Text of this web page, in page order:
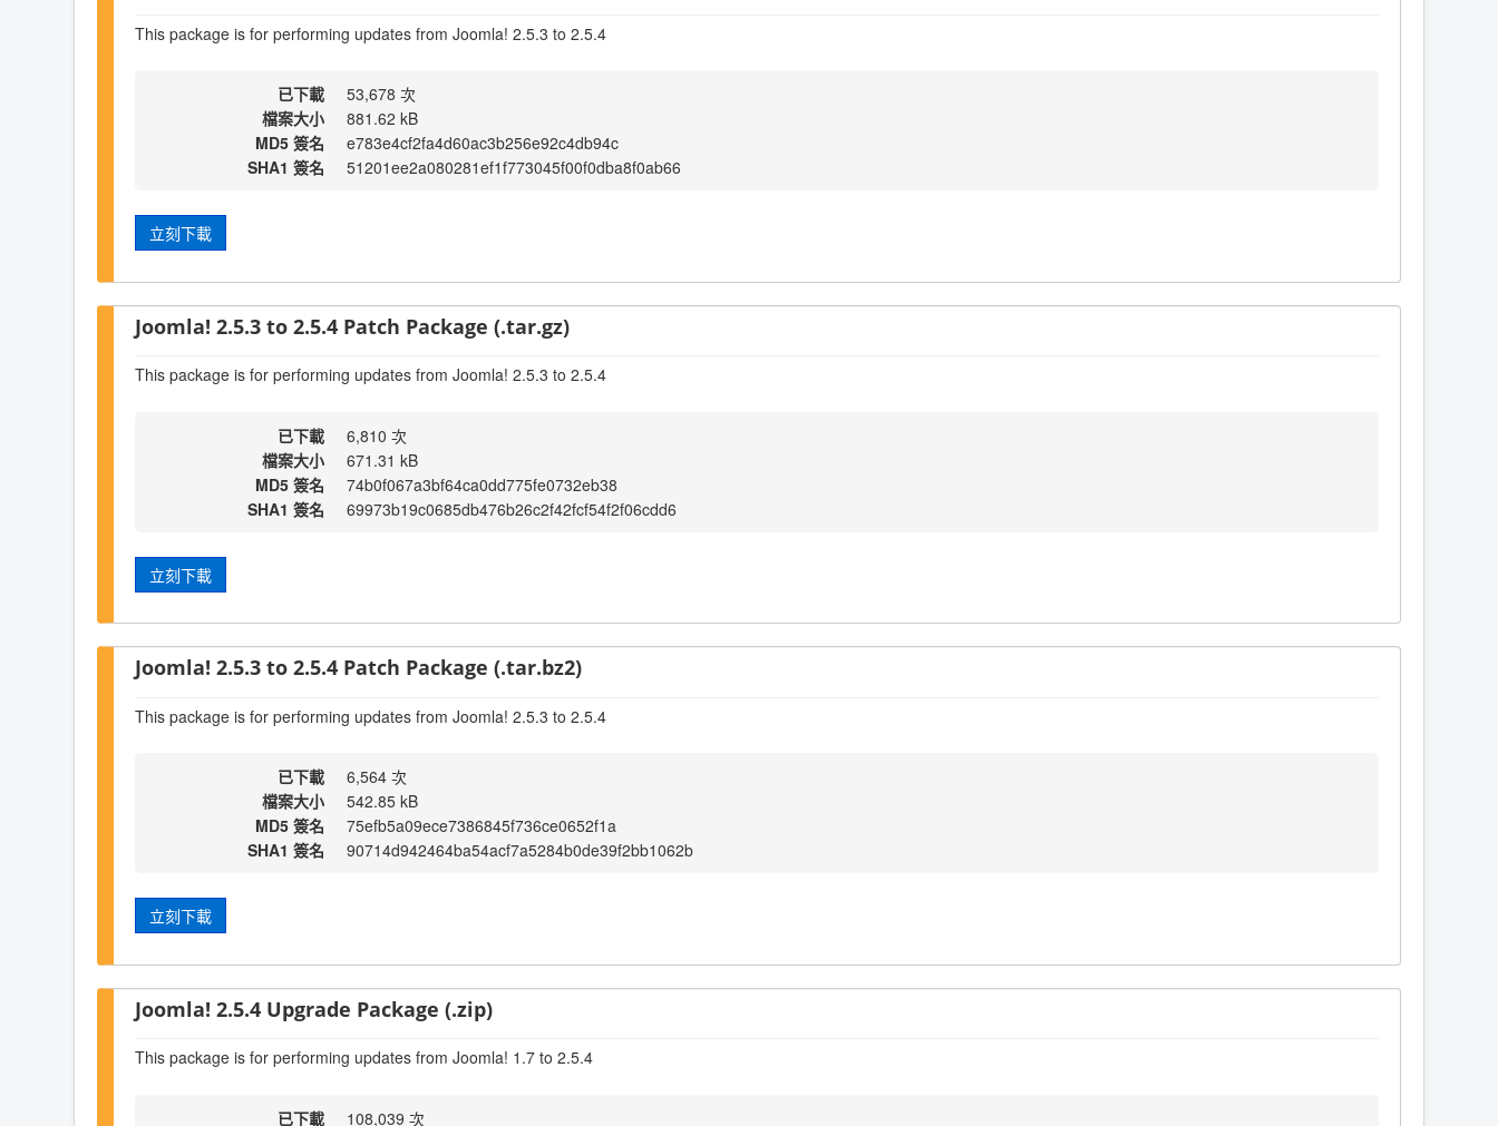
This package is for performing updates from Joomla! 2.5.3 to 2.5.4
已下載
53,678 次
檔案大小
881.62 kB
MD5 簽名
e783e4cf2fa4d60ac3b256e92c4db94c
SHA1 簽名
51201ee2a080281ef1f773045f00f0dba8f0ab66
立刻下載
Joomla! 2.5.3 to 2.5.4 Patch Package (.tar.gz)
This package is for performing updates from Joomla! 2.5.3 to 2.5.4
已下載
6,810 次
檔案大小
671.31 kB
MD5 簽名
74b0f067a3bf64ca0dd775fe0732eb38
SHA1 簽名
69973b19c0685db476b26c2f42fcf54f2f06cdd6
立刻下載
Joomla! 2.5.3 to 2.5.4 Patch Package (.tar.bz2)
This package is for performing updates from Joomla! 2.5.3 to 2.5.4
已下載
6,564 次
檔案大小
542.85 kB
MD5 簽名
75efb5a09ece7386845f736ce0652f1a
SHA1 簽名
90714d942464ba54acf7a5284b0de39f2bb1062b
立刻下載
Joomla! 2.5.4 Upgrade Package (.zip)
This package is for performing updates from Joomla! 1.7 to 2.5.4
已下載 108,039 次